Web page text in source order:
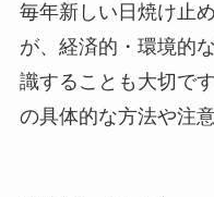
毎年新しい日焼け止
が、経済的・環境的
識することも大切で
の具体的な方法や注